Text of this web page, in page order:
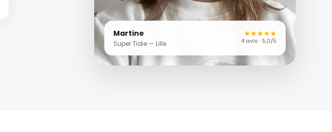
Martine
Super Tidie — Lille 4 avis · 5,0/5